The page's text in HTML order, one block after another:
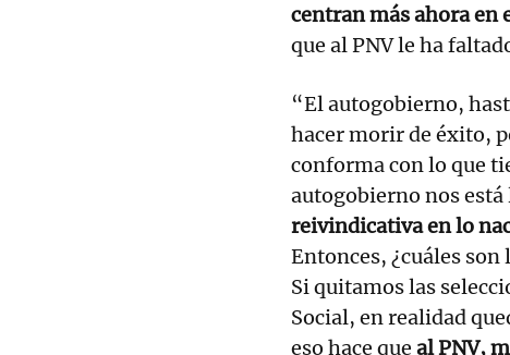
centran más ahora en
que al PNV le ha
“El autogobierno,
hacer morir de éxito,
conforma con lo que
autogobierno nos está
reivindicativa en lo
Entonces, ¿cuáles son
Si quitamos las
Social, en realidad
eso hace que al PNV,